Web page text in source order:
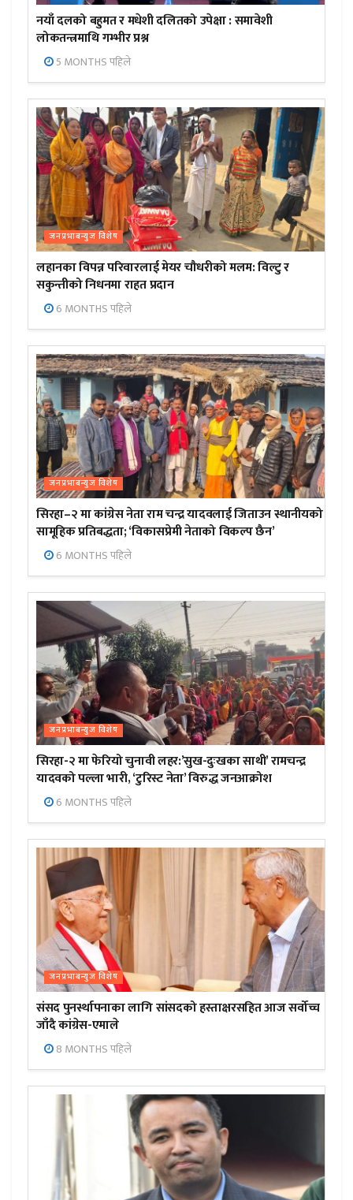
नयाँ दलको बहुमत र मधेशी दलितको उपेक्षा : समावेशी
लोकतन्त्रमाथि गम्भीर प्रश्न
5 MONTHS पहिले
जनप्रभाबन्युज विशेष
लहानका विपन्न परिवारलाई मेयर चौधरीको मलम: विल्टु र
सकुन्तीको निधनमा राहत प्रदान
6 MONTHS पहिले
जनप्रभाबन्युज विशेष
सिरहा–२ मा कांग्रेस नेता राम चन्द्र यादवलाई जिताउन स्थानीयको
सामूहिक प्रतिबद्धता; ‘विकासप्रेमी नेताको विकल्प छैन’
6 MONTHS पहिले
जनप्रभाबन्युज विशेष
सिरहा-२ मा फेरियो चुनावी लहर:’सुख-दुःखका साथी’ रामचन्द्र
यादवको पल्ला भारी, ‘टुरिस्ट नेता’ विरुद्ध जनआक्रोश
6 MONTHS पहिले
जनप्रभाबन्युज विशेष
संसद पुनर्स्थापनाका लागि सांसदको हस्ताक्षरसहित आज सर्वोच्च
जाँदै कांग्रेस-एमाले
8 MONTHS पहिले